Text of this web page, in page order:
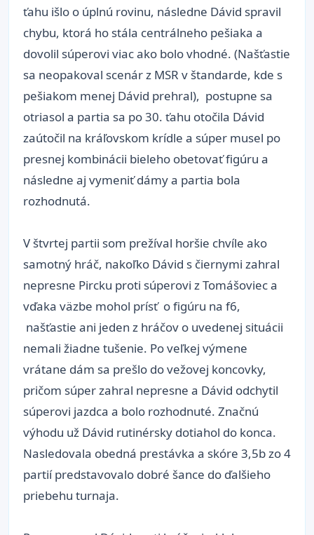
ťahu išlo o úplnú rovinu, následne Dávid spravil
chybu, ktorá ho stála centrálneho pešiaka a
dovolil súperovi viac ako bolo vhodné. (Našťastie
sa neopakoval scenár z MSR v štandarde, kde s
pešiakom menej Dávid prehral), postupne sa
otriasol a partia sa po 30. ťahu otočila Dávid
zaútočil na kráľovskom krídle a súper musel po
presnej kombinácii bieleho obetovať figúru a
následne aj vymeniť dámy a partia bola
rozhodnutá.
V štvrtej partii som prežíval horšie chvíle ako
samotný hráč, nakoľko Dávid s čiernymi zahral
nepresne Pircku proti súperovi z Tomášoviec a
vďaka väzbe mohol prísť o figúru na f6,
našťastie ani jeden z hráčov o uvedenej situácii
nemali žiadne tušenie. Po veľkej výmene
vrátane dám sa prešlo do vežovej koncovky,
pričom súper zahral nepresne a Dávid odchytil
súperovi jazdca a bolo rozhodnuté. Značnú
výhodu už Dávid rutinérsky dotiahol do konca.
Nasledovala obedná prestávka a skóre 3,5b zo 4
partií predstavovalo dobré šance do ďalšieho
priebehu turnaja.